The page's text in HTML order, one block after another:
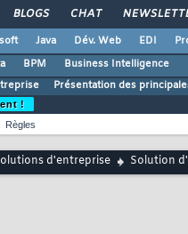
BLOGS CHAT
Java Dév. Web EDI
BPM Business Intelligence
Présentation des
!
Règles
d'entreprise Solution